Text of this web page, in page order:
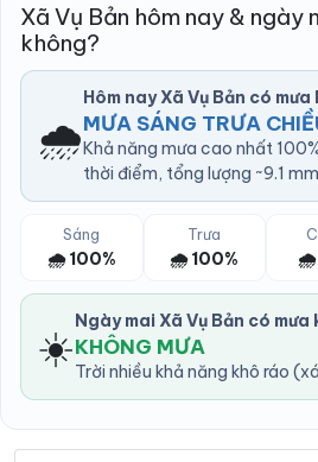
Xã Vụ Bản hôm nay & ngày
không?
🌧️
Hôm nay Xã Vụ Bản có
MƯA SÁNG TRƯA
Khả năng mưa cao nhất
thời điểm, tổng lượng ~9.1
Sáng
🌧️ 100%
Trưa
🌧️ 100% 🌧️
☀️ Ngày mai Xã Vụ Bản có
KHÔNG MƯA
Trời nhiều khả năng khô ráo